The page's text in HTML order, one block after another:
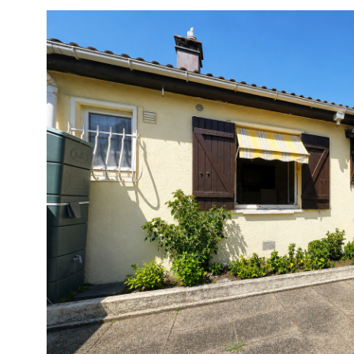
cuisine indépendante aménagée et équipée, une
des toilettes séparées complètent ce niveau. La
permet également d’envisager la création d’une
rez-de-chaussée afin d’organiser une vie de plain-
projet d’aménagement est disponible pour aider
acquéreurs à se projeter. À l’étage, une mezzanine
actuellement utilisée comme bureau dessert :
avec salle de bains, toilettes et dressing ; une
chambre avec un espace attenant pouvant servir
de bureau ou de coin nuit complémentaire. Des
organisés sur plusieurs niveaux La propriété est
une parcelle cadastrale de 2 030 m² présentant
configuration en hauteur. Les espaces extérieurs
en plusieurs paliers. La partie basse accueille la
terrasse intime et les différentes annexes. En
hauteur, le terrain dévoile une vue dégagée sur
forêt environnante. Cette configuration conviendra
particulièrement aux acquéreurs recherchant un
VOIR LE